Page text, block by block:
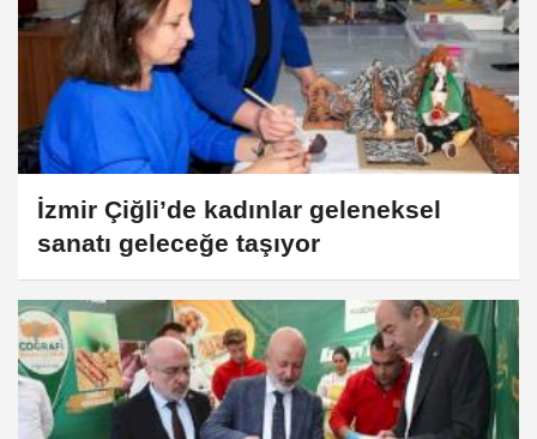
İzmir Çiğli’de kadınlar geleneksel
sanatı geleceğe taşıyor